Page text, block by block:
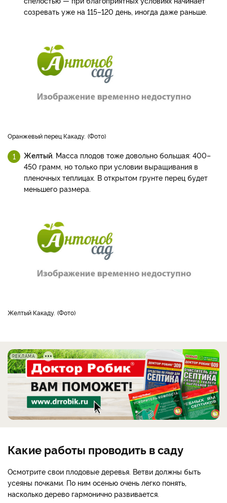
созревать уже на 115–120 день, иногда даже раньше.
Оранжевый перец Какаду. Фото
Желтый . Масса плодов тоже довольно большая: 400–
450 грамм, но только при условии выращивания в
пленочных теплицах. В открытом грунте перец будет
меньшего размера.
Желтый Какаду. Фото
РЕКЛАМА
Какие работы проводить в саду
Осмотрите свои плодовые деревья. Ветви должны быть
усеяны почками. По ним осенью очень легко понять,
насколько дерево гармонично развивается.